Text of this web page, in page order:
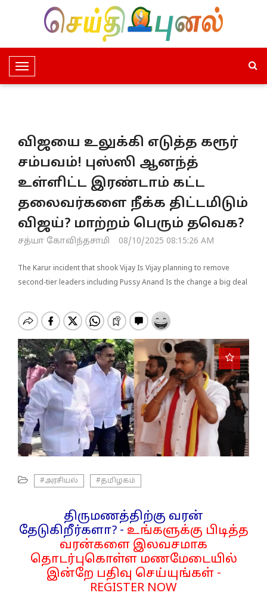
T
o
e
a
v
g
a
t
o
n
விஜயை உலுக்கி எடுத்த கரூர்
சம்பவம்! புஸ்ஸி ஆனந்த்
உள்ளிட்ட இரண்டாம் கட்ட
தலைவர்களை நீக்க திட்டமிடும்
விஜய்? மாற்றம் பெரும் தவெக?
சத்யா கோவிந்தசாமி 08/10/2025 08:15:26 AM
The Karur incident that shook Vijay Is Vijay planning to remove
second-tier leaders including Pussy Anand Is the change a big deal
#அரசியல் #தமிழகம்
திருமணத்திற்கு வரன்
தேடுகிறீர்களா? - உங்களுக்கு பிடித்த
வரன்களை இலவசமாக
தொடர்புகொள்ள மணமேடையில்
இன்றே பதிவு செய்யுங்கள் -
REGISTER NOW